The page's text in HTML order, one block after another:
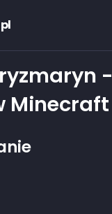
dbminecraft.pl
-
Minecraft